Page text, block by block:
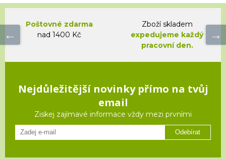
Poštovné zdarma
nad 1400 Kč
Zboží skladem
expedujeme každý
pracovní den.
Nejdůležitější novinky přímo na tvůj
email
Ziskej zajímavé informace vždy mezi prvními
Odebírat